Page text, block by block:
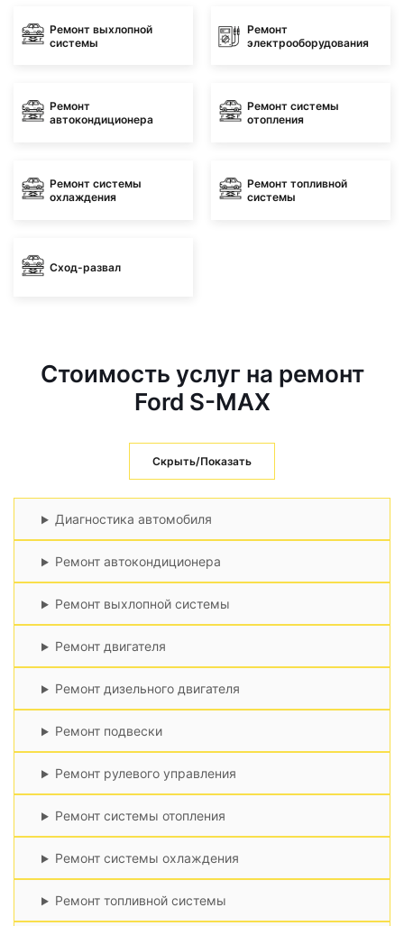
Ремонт выхлопной
системы
Ремонт
электрооборудования
Ремонт
автокондиционера
Ремонт системы
отопления
Ремонт системы
охлаждения
Ремонт топливной
системы
Сход-развал
Стоимость услуг на ремонт
Ford S-MAX
Скрыть/Показать
Диагностика автомобиля
Ремонт автокондиционера
Ремонт выхлопной системы
Ремонт двигателя
Ремонт дизельного двигателя
Ремонт подвески
Ремонт рулевого управления
Ремонт системы отопления
Ремонт системы охлаждения
Ремонт топливной системы